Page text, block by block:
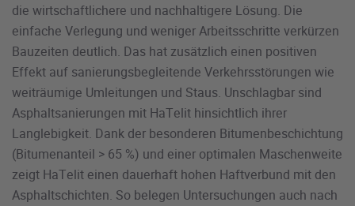
die wirtschaftlichere und nachhaltigere Lösung. Die
einfache Verlegung und weniger Arbeitsschritte verkürzen
Bauzeiten deutlich. Das hat zusätzlich einen positiven
Effekt auf sanierungsbegleitende Verkehrsstörungen wie
weiträumige Umleitungen und Staus. Unschlagbar sind
Asphaltsanierungen mit HaTelit hinsichtlich ihrer
Langlebigkeit. Dank der besonderen Bitumenbeschichtung
(Bitumenanteil > 65 %) und einer optimalen Maschenweite
zeigt HaTelit einen dauerhaft hohen Haftverbund mit den
Asphaltschichten. So belegen Untersuchungen auch nach